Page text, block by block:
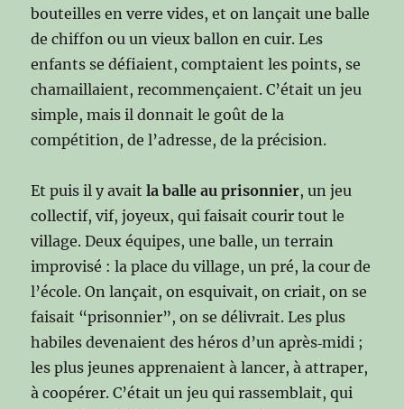
bouteilles en verre vides, et on lançait une balle
de chiffon ou un vieux ballon en cuir. Les
enfants se défiaient, comptaient les points, se
chamaillaient, recommençaient. C’était un jeu
simple, mais il donnait le goût de la
compétition, de l’adresse, de la précision.
Et puis il y avaitla balle au prisonnier, un jeu
collectif, vif, joyeux, qui faisait courir tout le
village. Deux équipes, une balle, un terrain
improvisé : la place du village, un pré, la cour de
l’école. On lançait, on esquivait, on criait, on se
faisait “prisonnier”, on se délivrait. Les plus
habiles devenaient des héros d’un après‑midi ;
les plus jeunes apprenaient à lancer, à attraper,
à coopérer. C’était un jeu qui rassemblait, qui